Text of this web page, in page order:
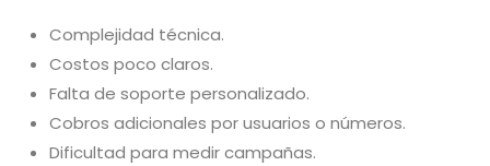
Complejidad técnica.
Costos poco claros.
Falta de soporte personalizado.
Cobros adicionales por usuarios o números.
Dificultad para medir campañas.